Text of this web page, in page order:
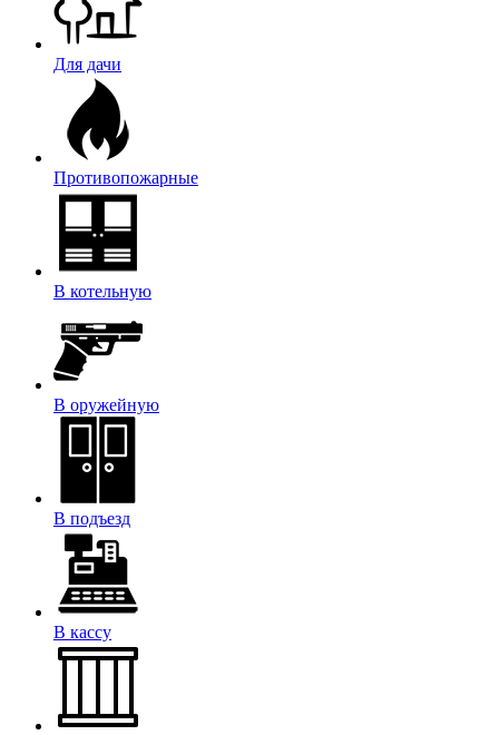
Для дачи
Противопожарные
В котельную
В оружейную
В подъезд
В кассу